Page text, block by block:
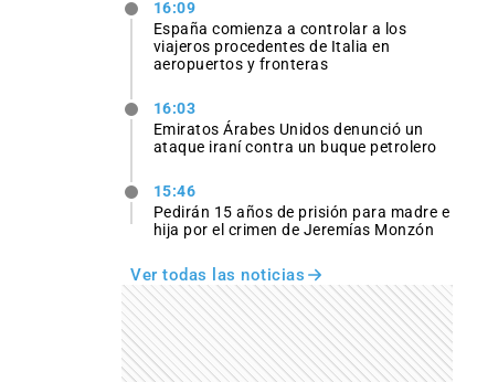
16:09
España comienza a controlar a los
viajeros procedentes de Italia en
aeropuertos y fronteras
16:03
Emiratos Árabes Unidos denunció un
ataque iraní contra un buque petrolero
15:46
Pedirán 15 años de prisión para madre e
hija por el crimen de Jeremías Monzón
Ver todas las noticias